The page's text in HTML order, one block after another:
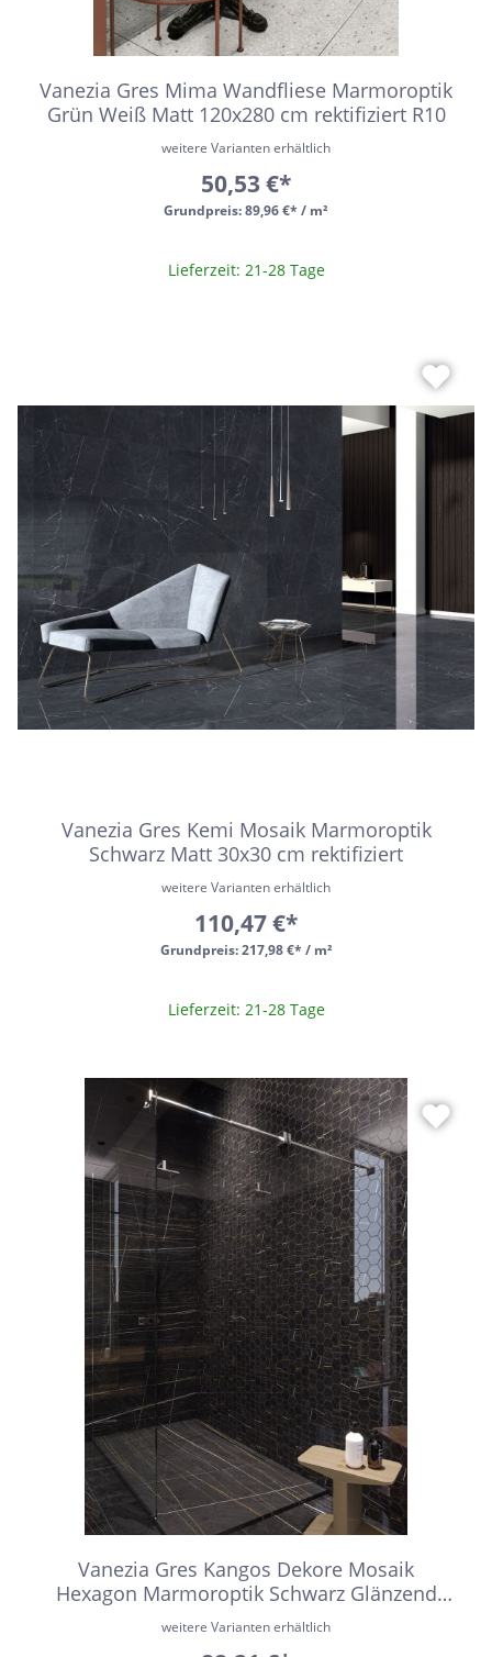
Vanezia Gres Mima Wandfliese Marmoroptik
Grün Weiß Matt 120x280 cm rektifiziert R10
Grundpreis:89,96 €* / m²
weitere Varianten erhältlich
50,53 €*
Lieferzeit: 21-28 Tage
Vanezia Gres Kemi Mosaik Marmoroptik
Schwarz Matt 30x30 cm rektifiziert
Grundpreis:217,98 €* / m²
weitere Varianten erhältlich
110,47 €*
Lieferzeit: 21-28 Tage
Vanezia Gres Kangos Dekore Mosaik
Hexagon Marmoroptik Schwarz Glänzend
30x30 cm rektifiziert
weitere Varianten erhältlich